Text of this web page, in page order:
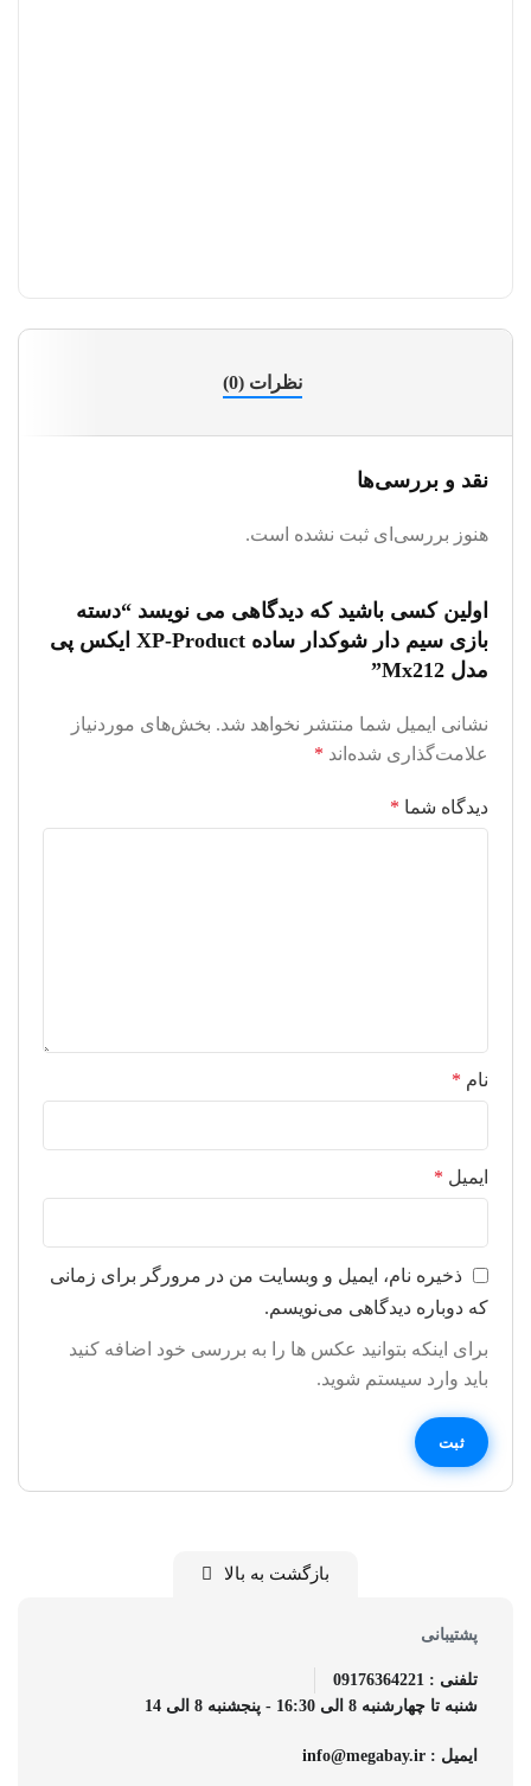
نظرات (0)
نقد و بررسی‌ها
هنوز بررسی‌ای ثبت نشده است.
اولین کسی باشید که دیدگاهی می نویسد “دسته
بازی سیم دار شوکدار ساده XP-Product ایکس پی
مدل Mx212”
نشانی ایمیل شما منتشر نخواهد شد. بخش‌های موردنیاز
علامت‌گذاری شده‌اند *
دیدگاه شما *
نام *
ایمیل *
ذخیره نام، ایمیل و وبسایت من در مرورگر برای زمانی
که دوباره دیدگاهی می‌نویسم.
برای اینکه بتوانید عکس ها را به بررسی خود اضافه کنید
باید وارد سیستم شوید.
بازگشت به بالا
پشتیبانی
تلفنی : 09176364221
شنبه تا چهارشنبه 8 الی 16:30 - پنجشنبه 8 الی 14
ایمیل : info@megabay.ir